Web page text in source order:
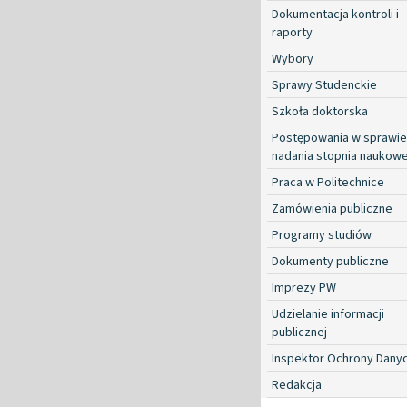
Dokumentacja kontroli i
raporty
Wybory
Sprawy Studenckie
Szkoła doktorska
Postępowania w sprawie
nadania stopnia
Praca w Politechnice
Zamówienia publiczne
Programy studiów
Dokumenty publiczne
Imprezy PW
Udzielanie informacji
publicznej
Inspektor Ochrony
Redakcja